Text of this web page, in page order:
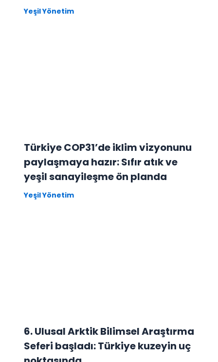
Yeşil Yönetim
Türkiye COP31’de iklim vizyonunu
paylaşmaya hazır: Sıfır atık ve
yeşil sanayileşme ön planda
Yeşil Yönetim
6. Ulusal Arktik Bilimsel Araştırma
Seferi başladı: Türkiye kuzeyin uç